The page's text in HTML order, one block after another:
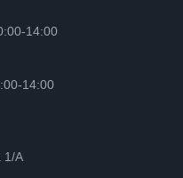
14:00
14:00
1/A